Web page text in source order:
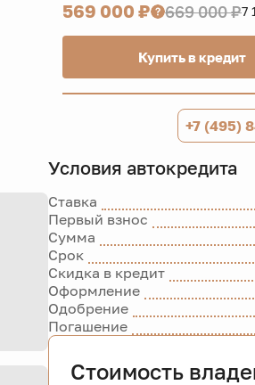
569 000 ₽ 669 000 ₽7
Купить в кредит
+7 (495)
Условия автокредита
Ставка
Первый взнос
Сумма
Срок
Скидка в кредит
Оформление
Одобрение
Погашение
Стоимость